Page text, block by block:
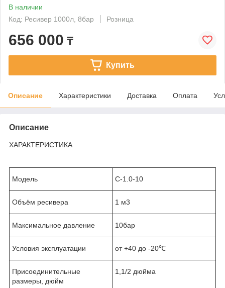
В наличии
Код: Ресивер 1000л, 8бар
Розница
656 000 ₸
Купить
Описание Характеристики Доставка Оплата
Описание
ХАРАКТЕРИСТИКА
Модель C-1.0-10
Объём ресивера 1 м3
Максимальное давление 10бар
Условия эксплуатации от +40 до -20℃
Присоединительные
размеры, дюйм
1,1/2 дюйма